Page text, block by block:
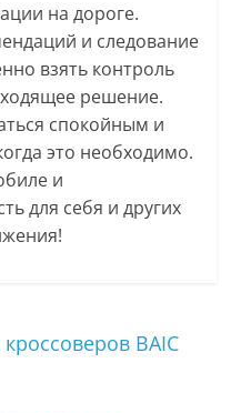
на дороге.
и следование
взять контроль
решение.
спокойным и
это необходимо.
и
для себя и других
BAIC